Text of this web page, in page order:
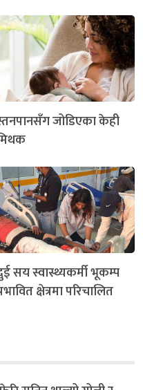
जोडिएका केही
सय स्वास्थ्यकर्मी भूकम्प
क्षेत्रमा परिचालित